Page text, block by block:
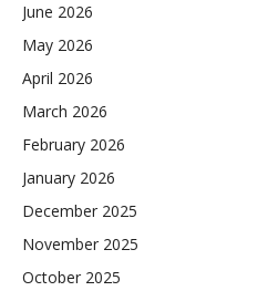
June 2026
May 2026
April 2026
March 2026
February 2026
January 2026
December 2025
November 2025
October 2025